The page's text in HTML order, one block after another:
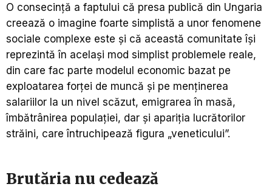
O consecinţă a faptului că presa publică din Ungaria
creează o imagine foarte simplistă a unor fenomene
sociale complexe este şi că această comunitate îşi
reprezintă în acelaşi mod simplist problemele reale,
din care fac parte modelul economic bazat pe
exploatarea forţei de muncă şi pe menţinerea
salariilor la un nivel scăzut, emigrarea în masă,
îmbătrânirea populaţiei, dar şi apariţia lucrătorilor
străini, care întruchipează figura „veneticului”.
Brutăria nu cedează